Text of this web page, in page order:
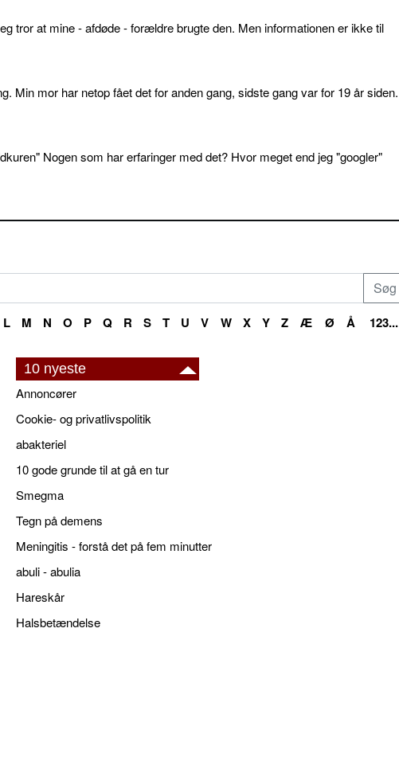
tror at mine - afdøde - forældre brugte den. Men informationen er ikke til
Min mor har netop fået det for anden gang, sidste gang var for 19 år siden.
Nogen som har erfaringer med det? Hvor meget end jeg "googler"
L M N O P Q R S T U V W X Y Z Æ Ø Å 123...
10 nyeste
Annoncører
Cookie- og privatlivspolitik
abakteriel
10 gode grunde til at gå en tur
Smegma
Tegn på demens
Meningitis - forstå det på fem minutter
abuli - abulia
Hareskår
Halsbetændelse